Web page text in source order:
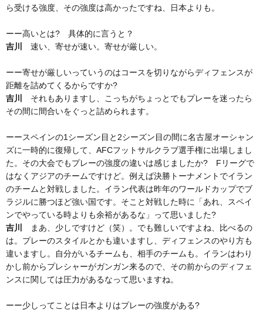
ら受ける強度、その強度は高かったですね、日本よりも。
ーー高いとは? 具体的に言うと？
吉川
速い、寄せが速い。寄せが厳しい。
ーー寄せが厳しいっていうのはコースを切りながらディフェンスが
距離を詰めてくるからですか?
吉川
それもありますし、こっちがちょっとでもプレーを迷ったら
その間に間合いをぐっと詰められます。
ーースペインの1シーズン目と2シーズン目の間に名古屋オーシャン
ズに一時的に復帰して、AFCフットサルクラブ選手権に出場しまし
た。その大会でもプレーの強度の違いは感じましたか? Fリーグで
はなくアジアのチームですけど。例えば決勝トーナメントでイラン
のチームと対戦しました。イラン代表は昨年のワールドカップでブ
ラジルに勝つほど強い国です。そこと対戦した時に「あれ、スペイ
ンでやっている時よりも余裕があるな」って思いました?
吉川
まあ、少しですけど（笑）。でも難しいですよね、比べるの
は。プレーのスタイルとかも違いますし、ディフェンスのやり方も
違いますし。自分がいるチームも、相手のチームも。イランはわり
かし前からプレシャーがガンガン来るので、その前からのディフェ
ンスに関しては圧力があるなって思いますね。
ーー少しってことは日本よりはプレーの強度がある?